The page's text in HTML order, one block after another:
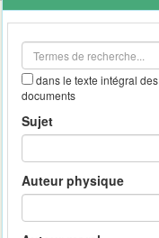
outils
dans le texte intégral des
documents
Sujet
Auteur physique